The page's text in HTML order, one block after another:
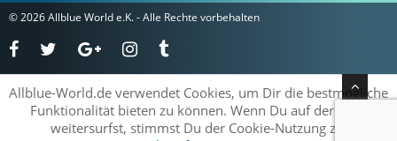
© 2026 Allblue World e.K. - Alle Rechte vorbehalten
Allblue-World.de verwendet Cookies, um Dir die bestmögliche
Funktionalität bieten zu können. Wenn Du auf der Seite
weitersurfst, stimmst Du der Cookie-Nutzung zu.